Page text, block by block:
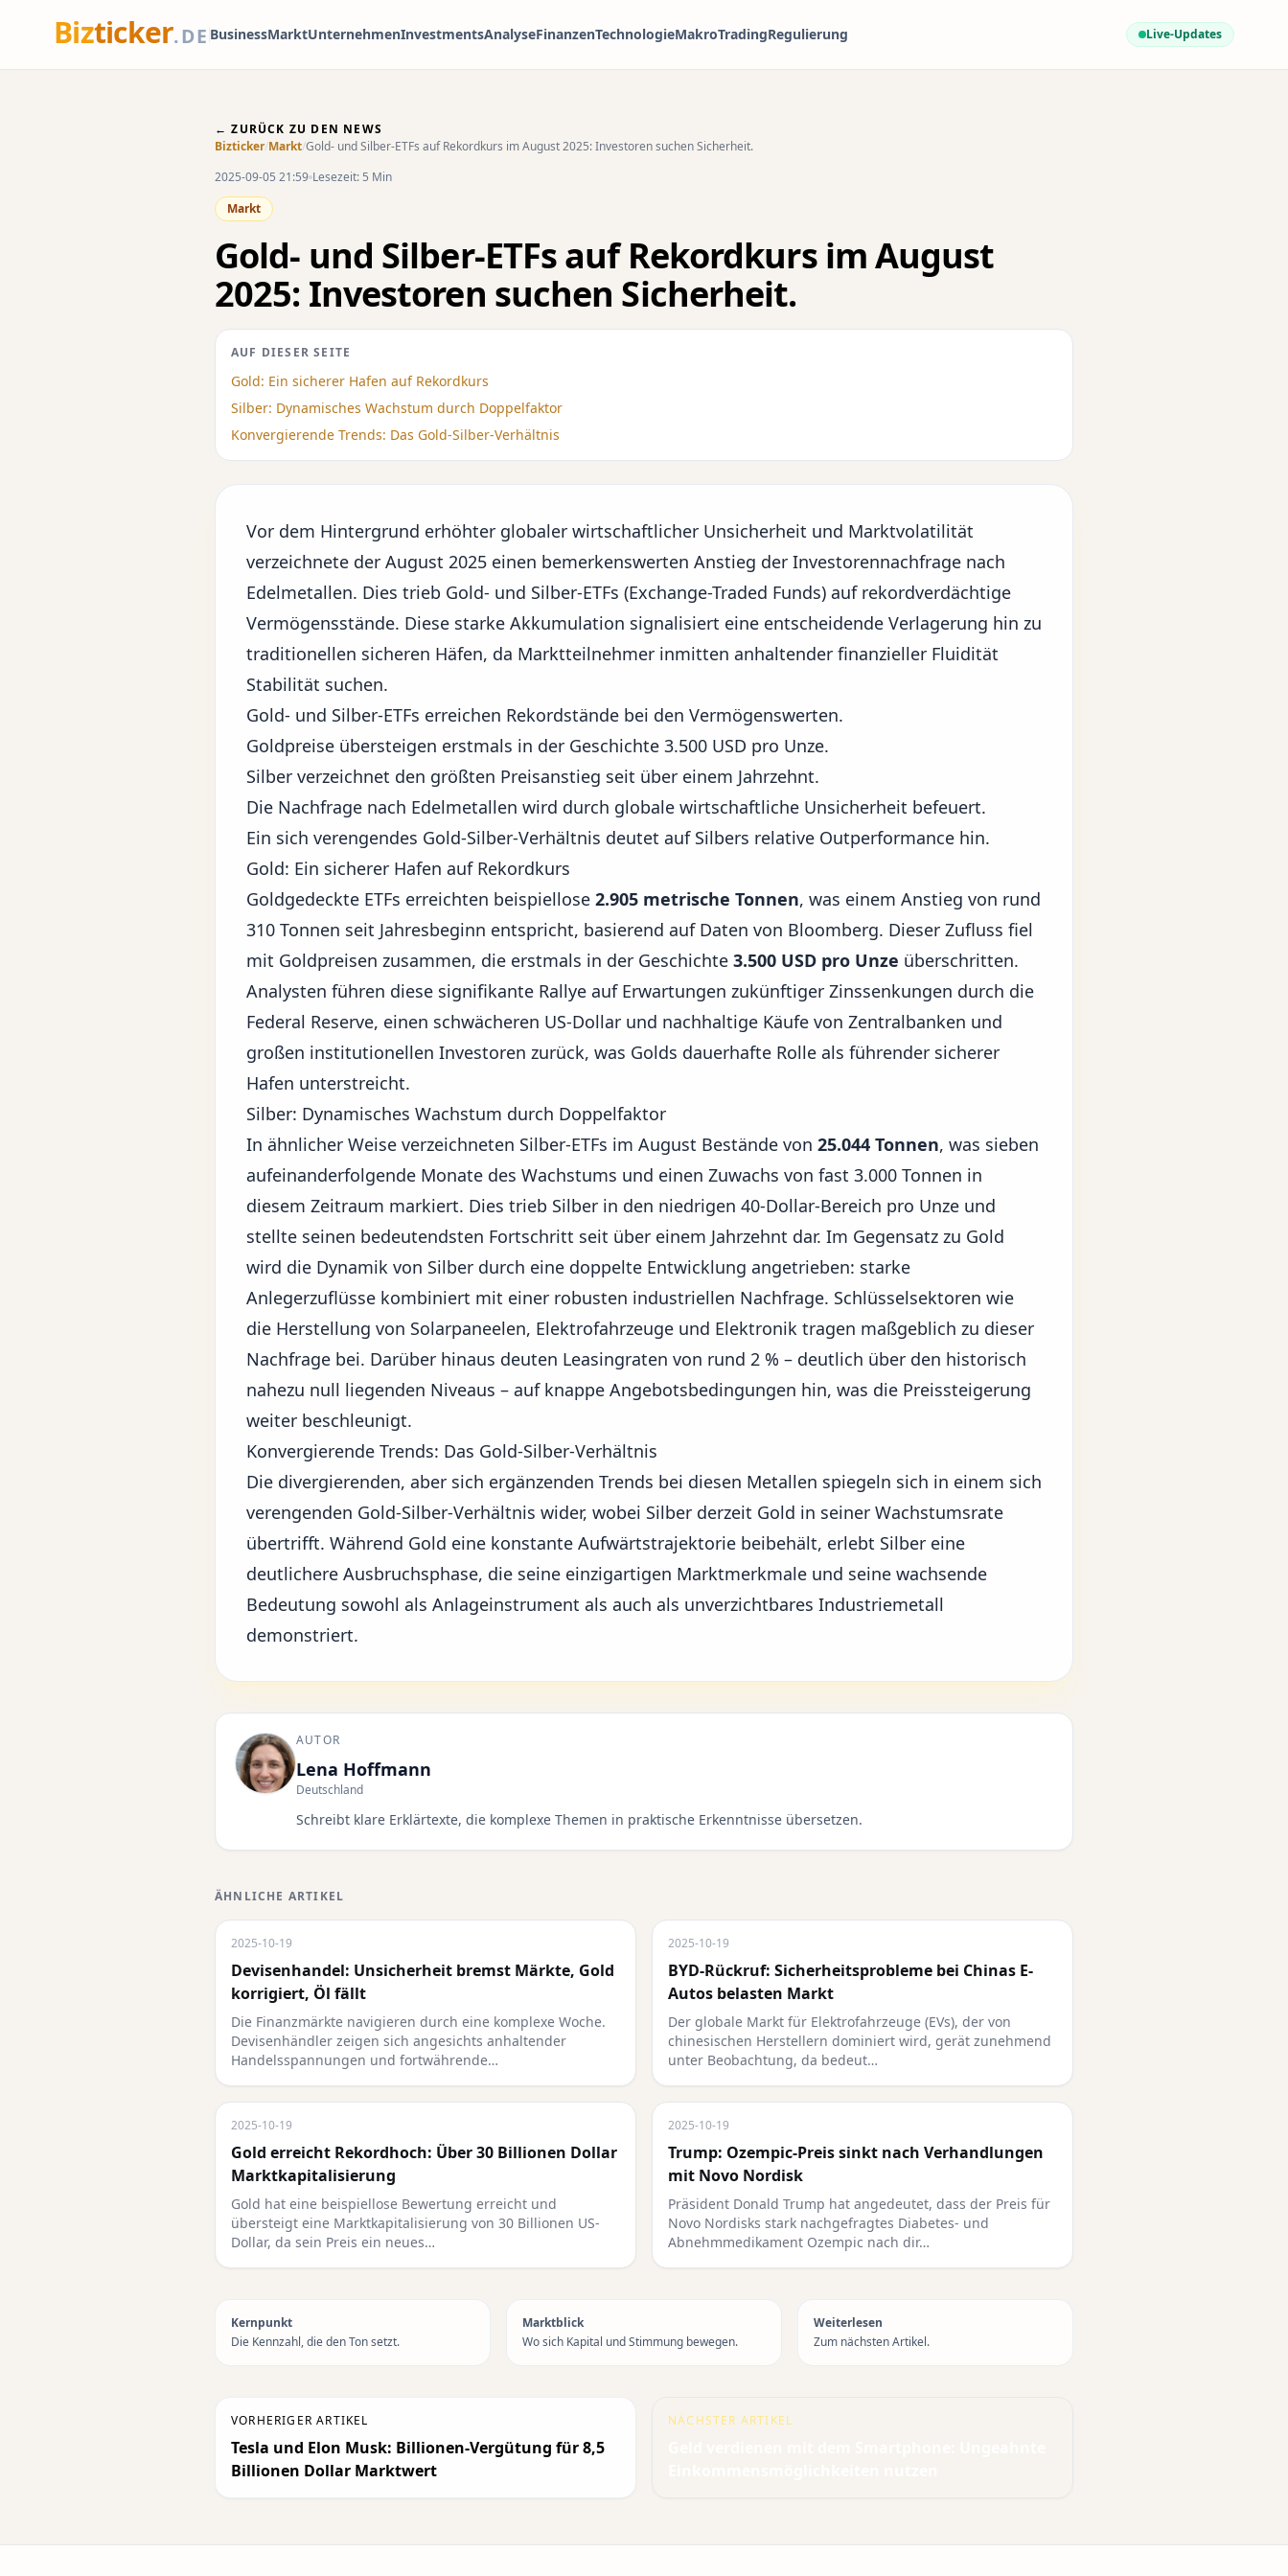
Bizticker.DE BusinessMarktUnternehmenInvestmentsAnalyseFinanzenTechnologieMakroTradingRegulierung Live-Updates
← ZURÜCK ZU DEN NEWS
Bizticker/Markt/Gold- und Silber-ETFs auf Rekordkurs im August 2025: Investoren suchen Sicherheit.
2025-09-05 21:59 Lesezeit: 5 Min
Markt
Gold- und Silber-ETFs auf Rekordkurs im August
2025: Investoren suchen Sicherheit.
AUF DIESER SEITE
Gold: Ein sicherer Hafen auf Rekordkurs
Silber: Dynamisches Wachstum durch Doppelfaktor
Konvergierende Trends: Das Gold-Silber-Verhältnis
Vor dem Hintergrund erhöhter globaler wirtschaftlicher Unsicherheit und Marktvolatilität
verzeichnete der August 2025 einen bemerkenswerten Anstieg der Investorennachfrage nach
Edelmetallen. Dies trieb Gold- und Silber-ETFs (Exchange-Traded Funds) auf rekordverdächtige
Vermögensstände. Diese starke Akkumulation signalisiert eine entscheidende Verlagerung hin zu
traditionellen sicheren Häfen, da Marktteilnehmer inmitten anhaltender finanzieller Fluidität
Stabilität suchen.
Gold- und Silber-ETFs erreichen Rekordstände bei den Vermögenswerten.
Goldpreise übersteigen erstmals in der Geschichte 3.500 USD pro Unze.
Silber verzeichnet den größten Preisanstieg seit über einem Jahrzehnt.
Die Nachfrage nach Edelmetallen wird durch globale wirtschaftliche Unsicherheit befeuert.
Ein sich verengendes Gold-Silber-Verhältnis deutet auf Silbers relative Outperformance hin.
Gold: Ein sicherer Hafen auf Rekordkurs
Goldgedeckte ETFs erreichten beispiellose 2.905 metrische Tonnen, was einem Anstieg von rund
310 Tonnen seit Jahresbeginn entspricht, basierend auf Daten von Bloomberg. Dieser Zufluss fiel
mit Goldpreisen zusammen, die erstmals in der Geschichte 3.500 USD pro Unze überschritten.
Analysten führen diese signifikante Rallye auf Erwartungen zukünftiger Zinssenkungen durch die
Federal Reserve, einen schwächeren US-Dollar und nachhaltige Käufe von Zentralbanken und
großen institutionellen Investoren zurück, was Golds dauerhafte Rolle als führender sicherer
Hafen unterstreicht.
Silber: Dynamisches Wachstum durch Doppelfaktor
In ähnlicher Weise verzeichneten Silber-ETFs im August Bestände von 25.044 Tonnen, was sieben
aufeinanderfolgende Monate des Wachstums und einen Zuwachs von fast 3.000 Tonnen in
diesem Zeitraum markiert. Dies trieb Silber in den niedrigen 40-Dollar-Bereich pro Unze und
stellte seinen bedeutendsten Fortschritt seit über einem Jahrzehnt dar. Im Gegensatz zu Gold
wird die Dynamik von Silber durch eine doppelte Entwicklung angetrieben: starke
Anlegerzuflüsse kombiniert mit einer robusten industriellen Nachfrage. Schlüsselsektoren wie
die Herstellung von Solarpaneelen, Elektrofahrzeuge und Elektronik tragen maßgeblich zu dieser
Nachfrage bei. Darüber hinaus deuten Leasingraten von rund 2 % – deutlich über den historisch
nahezu null liegenden Niveaus – auf knappe Angebotsbedingungen hin, was die Preissteigerung
weiter beschleunigt.
Konvergierende Trends: Das Gold-Silber-Verhältnis
Die divergierenden, aber sich ergänzenden Trends bei diesen Metallen spiegeln sich in einem sich
verengenden Gold-Silber-Verhältnis wider, wobei Silber derzeit Gold in seiner Wachstumsrate
übertrifft. Während Gold eine konstante Aufwärtstrajektorie beibehält, erlebt Silber eine
deutlichere Ausbruchsphase, die seine einzigartigen Marktmerkmale und seine wachsende
Bedeutung sowohl als Anlageinstrument als auch als unverzichtbares Industriemetall
demonstriert.
AUTOR
Lena Hoffmann
Deutschland
Schreibt klare Erklärtexte, die komplexe Themen in praktische Erkenntnisse übersetzen.
ÄHNLICHE ARTIKEL
2025-10-19
Devisenhandel: Unsicherheit bremst Märkte, Gold
korrigiert, Öl fällt
Die Finanzmärkte navigieren durch eine komplexe Woche.
Devisenhändler zeigen sich angesichts anhaltender
Handelsspannungen und fortwährende…
2025-10-19
BYD-Rückruf: Sicherheitsprobleme bei Chinas E-
Autos belasten Markt
Der globale Markt für Elektrofahrzeuge (EVs), der von
chinesischen Herstellern dominiert wird, gerät zunehmend
unter Beobachtung, da bedeut…
2025-10-19
Gold erreicht Rekordhoch: Über 30 Billionen Dollar
Marktkapitalisierung
Gold hat eine beispiellose Bewertung erreicht und
übersteigt eine Marktkapitalisierung von 30 Billionen US-
Dollar, da sein Preis ein neues…
2025-10-19
Trump: Ozempic-Preis sinkt nach Verhandlungen
mit Novo Nordisk
Präsident Donald Trump hat angedeutet, dass der Preis für
Novo Nordisks stark nachgefragtes Diabetes- und
Abnehmmedikament Ozempic nach dir…
Kernpunkt
Die Kennzahl, die den Ton setzt.
Marktblick
Wo sich Kapital und Stimmung bewegen.
Weiterlesen
Zum nächsten Artikel.
VORHERIGER ARTIKEL
Tesla und Elon Musk: Billionen-Vergütung für 8,5
Billionen Dollar Marktwert
NÄCHSTER ARTIKEL